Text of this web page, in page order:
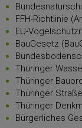
FFH-Richtlinie
EU-
BauGesetz
Thüringer
Thüringer
Thüringer
Thüringer
Bürgerliches